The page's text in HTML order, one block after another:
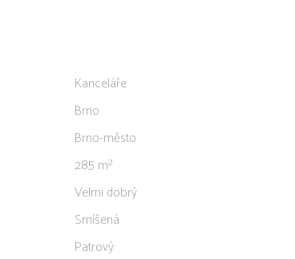
Kanceláře
Brno
Brno-město
285 m²
Velmi dobrý
Smíšená
Patrový